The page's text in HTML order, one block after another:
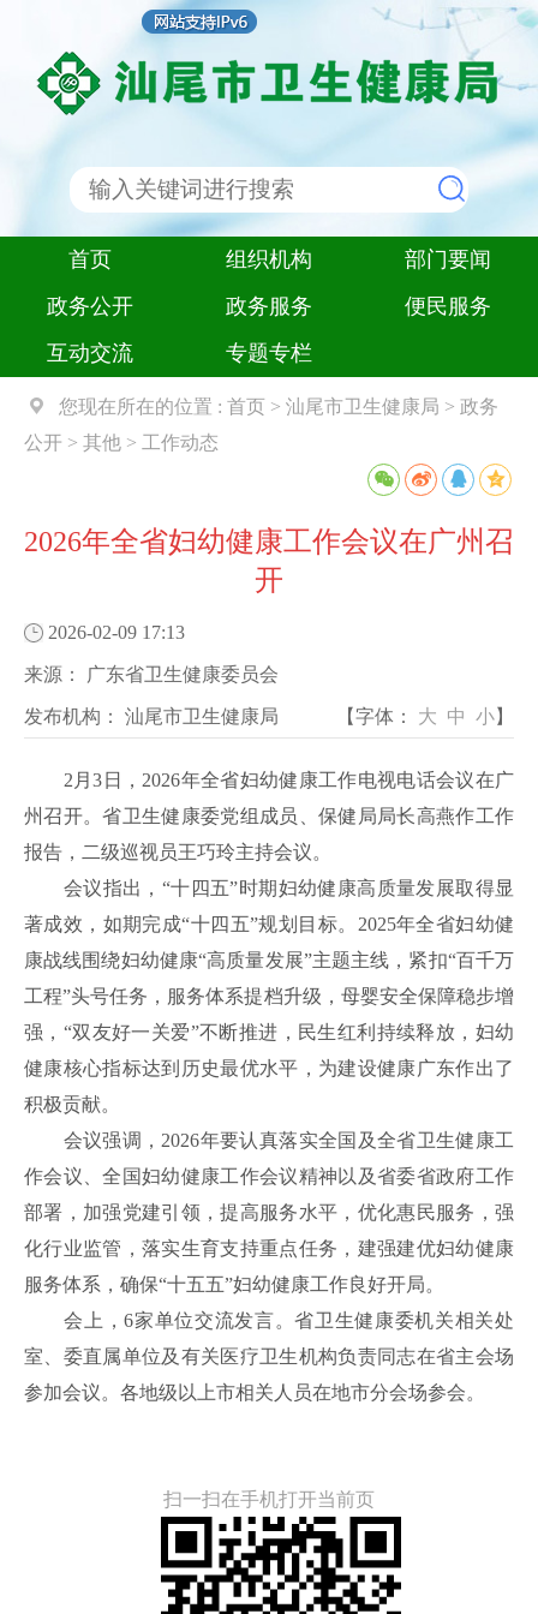
首页 组织机构
部门要闻
政务公开
政务服务
便民服务
互动交流
专题专栏
您现在所在的位置 : 首页 > 汕尾市卫生健康局 > 政务
公开 > 其他 > 工作动态
2026年全省妇幼健康工作会议在广州召
开
2026-02-09 17:13
来源： 广东省卫生健康委员会
发布机构： 汕尾市卫生健康局 【字体： 大 中 小】
2月3日，2026年全省妇幼健康工作电视电话会议在广
州召开。省卫生健康委党组成员、保健局局长高燕作工作
报告，二级巡视员王巧玲主持会议。
会议指出，“十四五”时期妇幼健康高质量发展取得显
著成效，如期完成“十四五”规划目标。2025年全省妇幼健
康战线围绕妇幼健康“高质量发展”主题主线，紧扣“百千万
工程”头号任务，服务体系提档升级，母婴安全保障稳步增
强，“双友好一关爱”不断推进，民生红利持续释放，妇幼
健康核心指标达到历史最优水平，为建设健康广东作出了
积极贡献。
会议强调，2026年要认真落实全国及全省卫生健康工
作会议、全国妇幼健康工作会议精神以及省委省政府工作
部署，加强党建引领，提高服务水平，优化惠民服务，强
化行业监管，落实生育支持重点任务，建强建优妇幼健康
服务体系，确保“十五五”妇幼健康工作良好开局。
会上，6家单位交流发言。省卫生健康委机关相关处
室、委直属单位及有关医疗卫生机构负责同志在省主会场
参加会议。各地级以上市相关人员在地市分会场参会。
扫一扫在手机打开当前页